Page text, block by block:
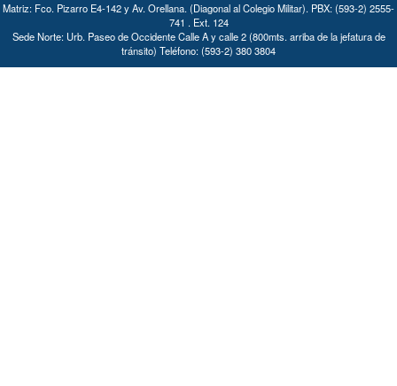
Matriz: Fco. Pizarro E4-142 y Av. Orellana. (Diagonal al Colegio Militar). PBX: (593-2) 2555-
741 . Ext. 124
Sede Norte: Urb. Paseo de Occidente Calle A y calle 2 (800mts. arriba de la jefatura de
tránsito) Teléfono: (593-2) 380 3804